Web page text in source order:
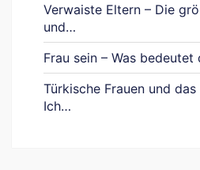
Verwaiste Eltern – Die
und…
Frau sein – Was
Türkische Frauen und
Ich…